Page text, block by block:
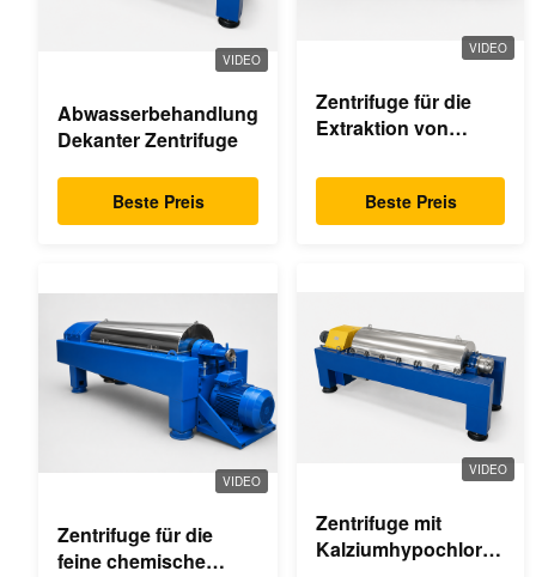
VIDEO
Abwasserbehandlung
Dekanter Zentrifuge
Beste Preis
VIDEO
Zentrifuge für die
Extraktion von
Beste Preis
VIDEO
Zentrifuge für die
feine chemische
VIDEO
Zentrifuge mit
Kalziumhypochlorid-